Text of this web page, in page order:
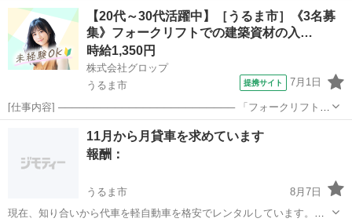
沖縄 沖縄市 てだこ浦西駅 買いたい/ください 180sx
【20代～30代活躍中】［うるま市］《3名募
集》フォークリフトでの建築資材の入…
時給1,350円
株式会社グロップ
うるま市
提携サイト 7月1日
[仕事内容] ───────────────────────── 「フォークリフトの
資格はあるけど実務経験がない…」 「ブランクがあって自信がな
い…」 問題ございません！ フォークリフトの資格をお持ちであれば
未経験者やブラ...
仕分け
11月から月貸車を求めています
報酬：
うるま市
8月7日
現在、知り合いから代車を軽自動車を格安でレンタルしています。格